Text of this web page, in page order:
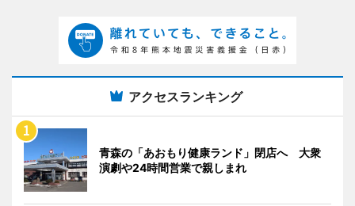
アクセスランキング
青森の「あおもり健康ランド」閉店へ 大衆
演劇や24時間営業で親しまれ